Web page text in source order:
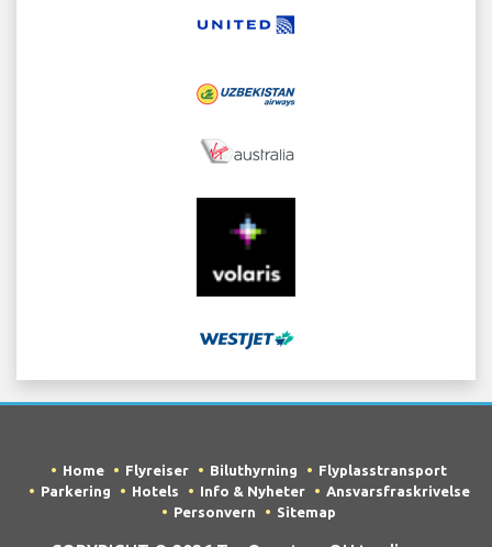
Home Flyreiser Biluthyrning
Flyplasstransport
Parkering
Hotels Info & Nyheter
Ansvarsfraskrivelse
Personvern
Sitemap